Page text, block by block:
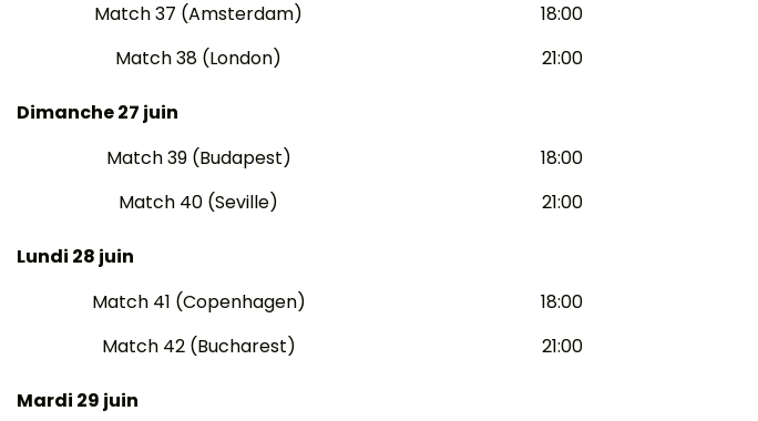
Match 37 (Amsterdam)
18:00
Match 38 (London)
21:00
Dimanche 27 juin
Match 39 (Budapest)
18:00
Match 40 (Seville)
21:00
Lundi 28 juin
Match 41 (Copenhagen)
18:00
Match 42 (Bucharest)
21:00
Mardi 29 juin